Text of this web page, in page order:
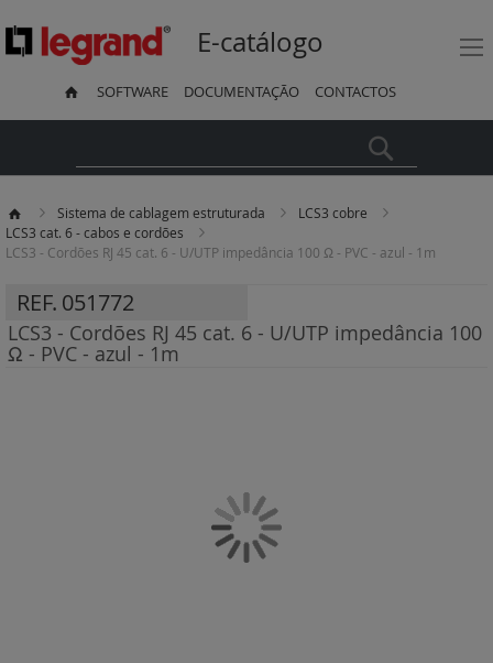
E-catálogo
SOFTWARE DOCUMENTAÇÃO CONTACTOS
Sistema de cablagem estruturada
LCS3 cobre
LCS3 cat. 6 - cabos e cordões
LCS3 - Cordões RJ 45 cat. 6 - U/UTP impedância 100 Ω - PVC - azul - 1m
REF. 051772
LCS3 - Cordões RJ 45 cat. 6 - U/UTP impedância 100
Ω - PVC - azul - 1m